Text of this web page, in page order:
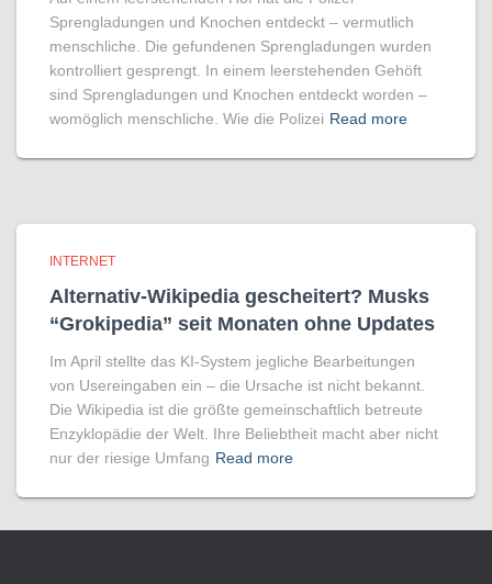
Sprengladungen und Knochen entdeckt – vermutlich
menschliche. Die gefundenen Sprengladungen wurden
kontrolliert gesprengt. In einem leerstehenden Gehöft
sind Sprengladungen und Knochen entdeckt worden –
womöglich menschliche. Wie die Polizei Read more
INTERNET
Alternativ-Wikipedia gescheitert? Musks
“Grokipedia” seit Monaten ohne Updates
Im April stellte das KI-System jegliche Bearbeitungen
von Usereingaben ein – die Ursache ist nicht bekannt.
Die Wikipedia ist die größte gemeinschaftlich betreute
Enzyklopädie der Welt. Ihre Beliebtheit macht aber nicht
nur der riesige Umfang Read more